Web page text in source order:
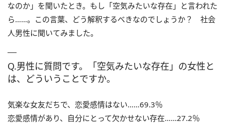
なのか」を聞いたとき。もし「空気みたいな存在」と言われた
ら……。この言葉、どう解釈するべきなのでしょうか？ 社会
人男性に聞いてみました。
Q.男性に質問です。「空気みたいな存在」の女性と
は、どういうことですか。
気楽な女友だちで、恋愛感情はない……69.3％
恋愛感情があり、自分にとって欠かせない存在……27.2％